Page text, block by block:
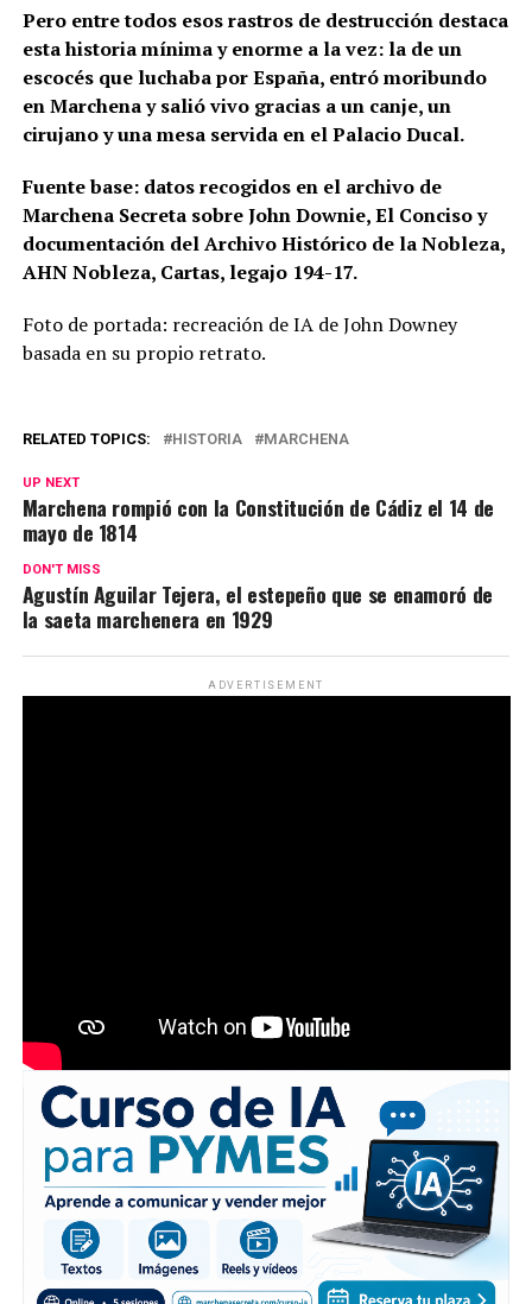
Pero entre todos esos rastros de destrucción destaca
esta historia mínima y enorme a la vez: la de un
escocés que luchaba por España, entró moribundo
en Marchena y salió vivo gracias a un canje, un
cirujano y una mesa servida en el Palacio Ducal.
Fuente base: datos recogidos en el archivo de
Marchena Secreta sobre John Downie, El Conciso y
documentación del Archivo Histórico de la Nobleza,
AHN Nobleza, Cartas, legajo 194-17.
Foto de portada: recreación de IA de John Downey
basada en su propio retrato.
RELATED TOPICS: HISTORIA MARCHENA
UP NEXT
Marchena rompió con la Constitución de Cádiz el 14 de
mayo de 1814
DON'T MISS
Agustín Aguilar Tejera, el estepeño que se enamoró de
la saeta marchenera en 1929
ADVERTISEMENT